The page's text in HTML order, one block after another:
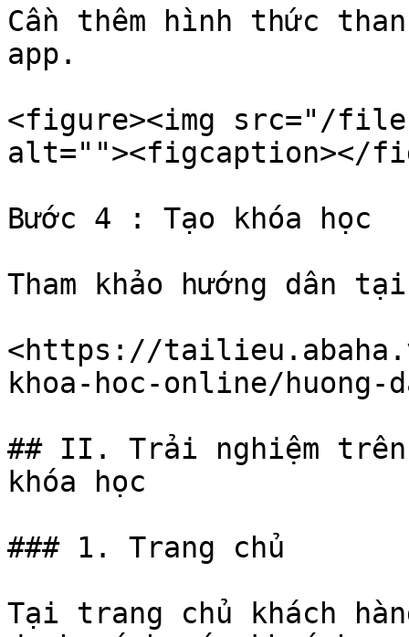
Cần thêm hình thức
app.
<figure><img src="/files/
alt=""><figcaption></
Bước 4 : Tạo khóa học
Tham khảo hướng dân
<https://
khoa-hoc-online/huong-
## II. Trải nghiệm trên
khóa học
### 1. Trang chủ
Tại trang chủ khách